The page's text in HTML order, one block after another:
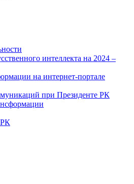
интеллекта на 2024 –
на интернет-портале
при Президенте РК